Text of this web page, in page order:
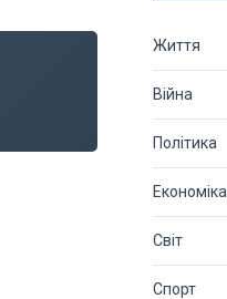
Життя
Війна
Політика
Економіка
Світ
Спорт